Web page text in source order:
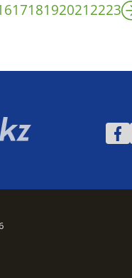
17181920212223